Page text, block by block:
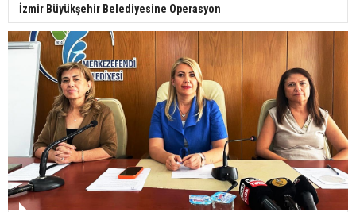
İzmir Büyükşehir Belediyesine Operasyon